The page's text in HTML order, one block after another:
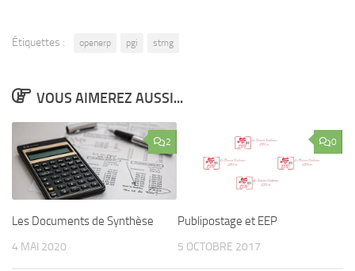
Étiquettes : openerp pgi stmg
VOUS AIMEREZ AUSSI...
2
Les Documents de Synthèse
4 MAI 2020
0
Publipostage et EEP
5 OCTOBRE 2017